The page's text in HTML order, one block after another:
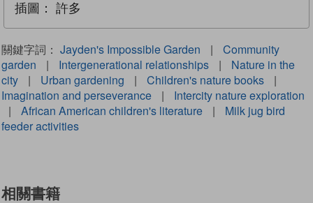
插圖：
許多
關鍵字詞： Jayden's Impossible Garden |
Community
garden
| Intergenerational relationships |
Nature in the
city
| Urban gardening | Children's nature books
|
Imagination and perseverance
|
Intercity nature exploration
|
African American children's literature |
Milk jug bird
feeder activities
相關書籍